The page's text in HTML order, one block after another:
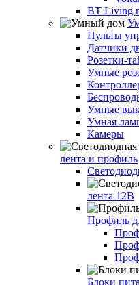
BT Living
Пульты
Датчики
Розетки-
Умные
Умные
Умная
Камеры
лента и профиль
лента 12В
Профиль
Блоки